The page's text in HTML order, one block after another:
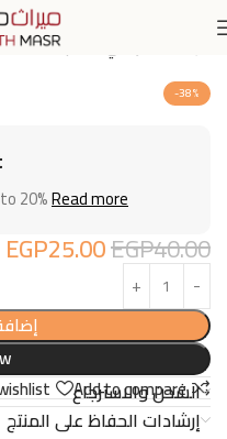
-38%
20%Read more
EGP40.00
EGP25.00
Add to compare
الشحن والاسترجاع
إرشادات الحفاظ على المنتج